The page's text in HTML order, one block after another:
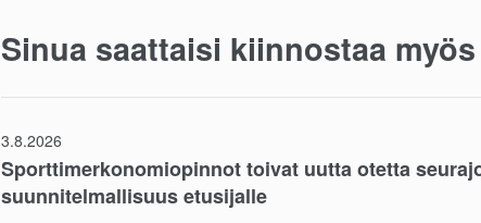
Sinua saattaisi kiinnostaa myös
3.8.2026
Sporttimerkonomiopinnot toivat uutta otetta
suunnitelmallisuus etusijalle